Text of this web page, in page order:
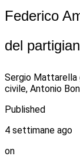
Federico
del
Sergio Mattarella
civile, Antonio
Published
4 settimane ago
on